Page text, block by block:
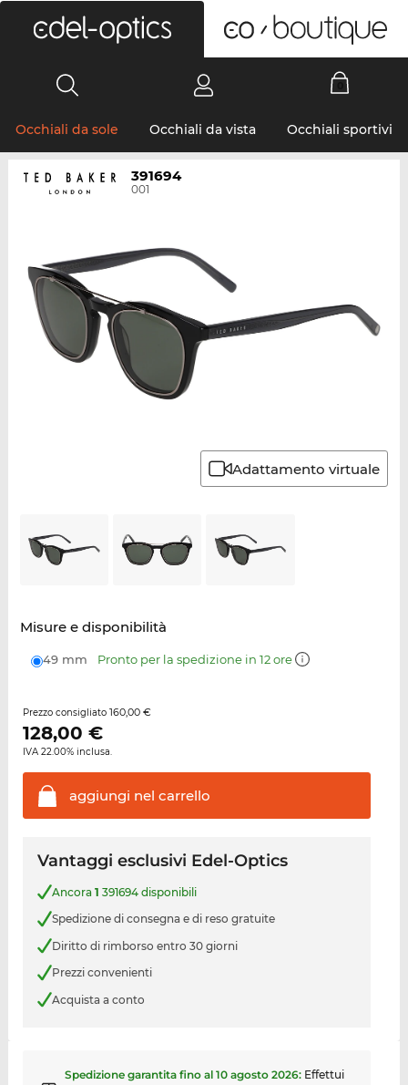
Occhiali da sole Occhiali da vista Occhiali sportivi
391694
001
Adattamento virtuale
Misure e disponibilità
49 mm Pronto per la spedizione in 12 ore
Prezzo consigliato 160,00 €
128,00 €
IVA 22.00% inclusa.
aggiungi nel carrello
Vantaggi esclusivi Edel-Optics
Ancora 1 391694 disponibili
Spedizione di consegna e di reso gratuite
Diritto di rimborso entro 30 giorni
Prezzi convenienti
Acquista a conto
Spedizione garantita fino al 10 agosto 2026: Effettui